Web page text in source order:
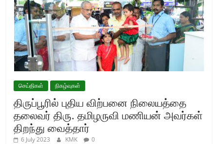
செய்திகள் நிகழ்வுகள்
திருப்பூரில் புதிய விற்பனை நிலையத்தை
தலைவர் திரு. தமிழருவி மணியன் அவர்கள்
திறந்து வைத்தார்
6 July 2023 KMK 0